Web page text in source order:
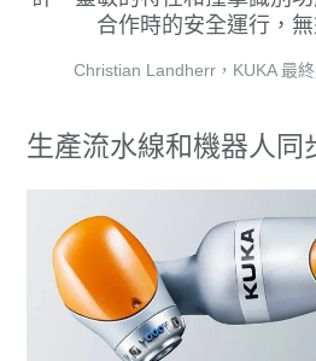
合作時的安全運行，
Christian Landherr，KUKA 最
生產流水線和機器人同